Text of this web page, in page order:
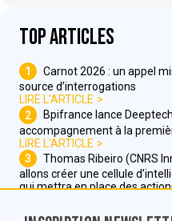
Top articles
1
Carnot 2026 : un appel
source d’interrogations
LIRE L'ARTICLE
2
Bpifrance lance
accompagnement à la
LIRE L'ARTICLE
3
Thomas Ribeiro (CNRS
allons créer une cellule
qui mettra en place des